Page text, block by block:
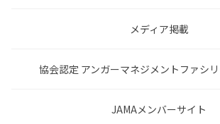
メディア掲載
協会認定 アンガーマネジメントファシ
JAMAメンバーサイト